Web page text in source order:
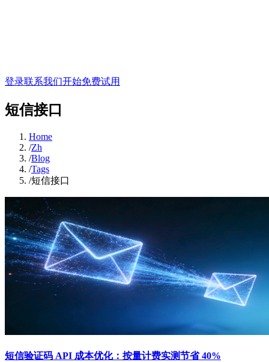
登录联系我们开始免费试用
短信接口
Home
/Zh
/Blog
/Tags
/短信接口
短信验证码 API 成本优化：按量计费实测节省 40%